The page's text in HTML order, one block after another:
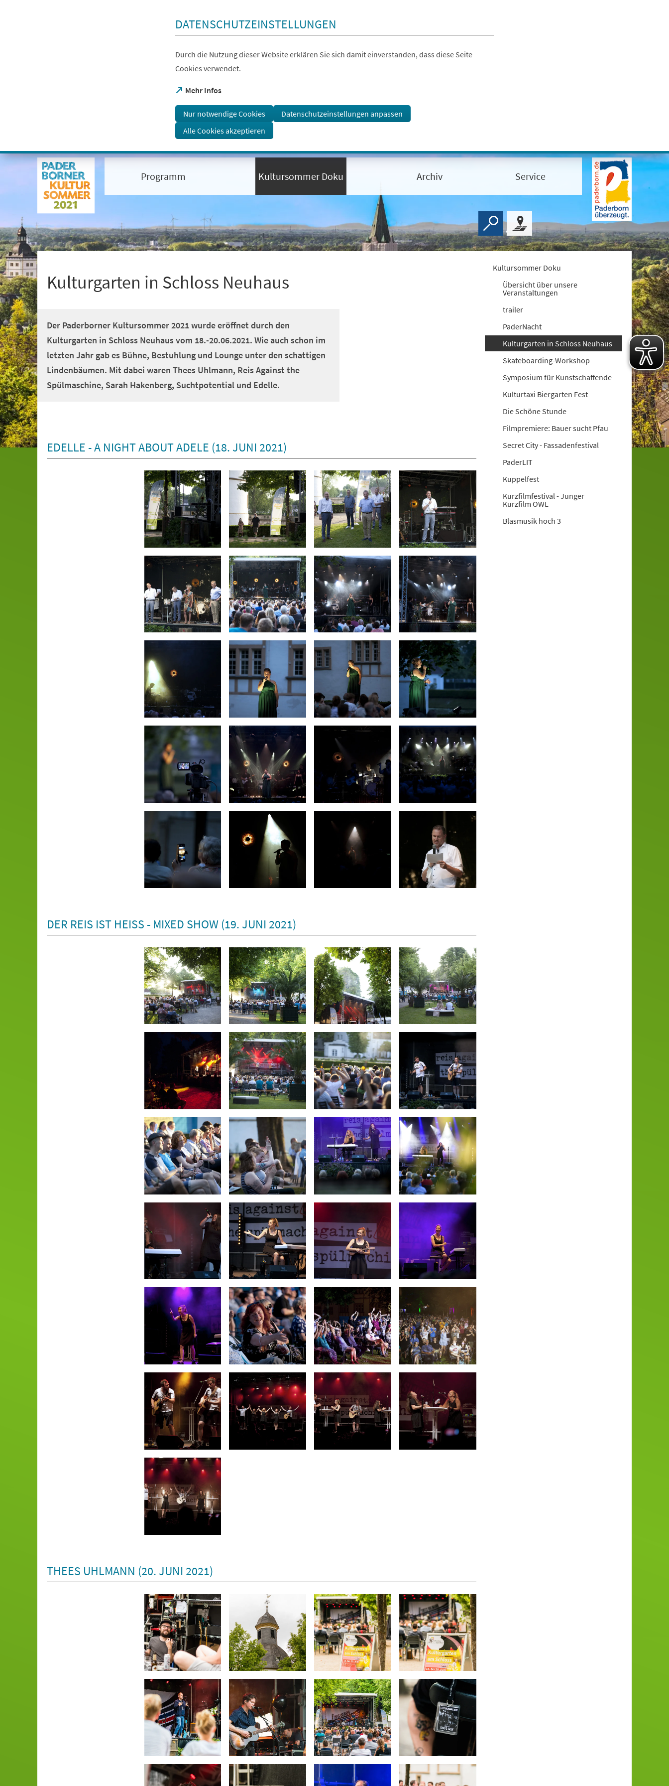
Visuelle
Assistenzsoftware
+
1
DATENSCHUTZEINSTELLUNGEN
Durch die Nutzung dieser Website erklären Sie sich damit einverstanden, dass diese Seite
Cookies verwendet.
Mehr Infos
(Öffnet
einem
neuen
Tab)
Nur notwendige Cookies
Datenschutzeinstellungen anpassen
Alle Cookies akzeptieren
Programm Kultursommer Doku Archiv Service
Kulturgarten in Schloss Neuhaus
Der Paderborner Kultursommer 2021 wurde eröffnet durch den
Kulturgarten in Schloss Neuhaus vom 18.-20.06.2021. Wie auch schon im
letzten Jahr gab es Bühne, Bestuhlung und Lounge unter den schattigen
Lindenbäumen. Mit dabei waren Thees Uhlmann, Reis Against the
Spülmaschine, Sarah Hakenberg, Suchtpotential und Edelle.
EDELLE - A NIGHT ABOUT ADELE (18. JUNI 2021)
DER REIS IST HEISS - MIXED SHOW (19. JUNI 2021)
THEES UHLMANN (20. JUNI 2021)
Kultursommer Doku
Übersicht über unsere
Veranstaltungen
trailer
PaderNacht
Kulturgarten in Schloss Neuhaus
Skateboarding-Workshop
Symposium für Kunstschaffende
Kulturtaxi Biergarten Fest
Die Schöne Stunde
Filmpremiere: Bauer sucht Pfau
Secret City - Fassadenfestival
PaderLIT
Kuppelfest
Kurzfilmfestival - Junger
Kurzfilm OWL
Blasmusik hoch 3